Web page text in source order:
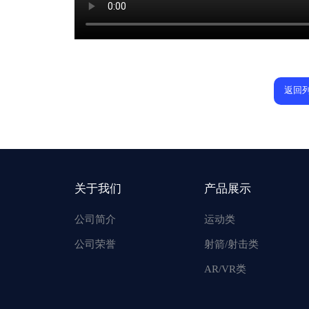
返回
关于我们
公司简介
公司荣誉
产品展示
运动类
射箭/射击类
AR/VR类